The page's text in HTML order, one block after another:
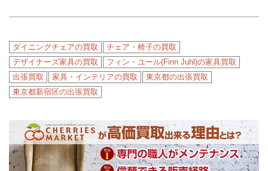
ダイニングチェアの買取
チェア・椅子の買取
デザイナーズ家具の買取
フィン・ユール(Finn Juhl)の家具買取
出張買取
家具・インテリアの買取
東京都の出張買取
東京都新宿区の出張買取